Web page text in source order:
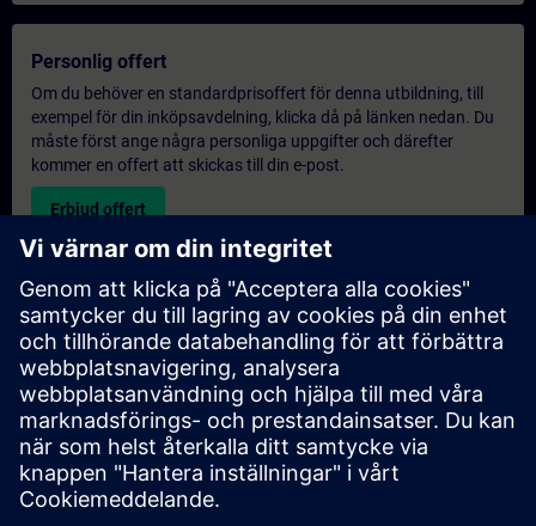
Personlig offert
Om du behöver en standardprisoffert för denna utbildning, till
exempel för din inköpsavdelning, klicka då på länken nedan. Du
måste först ange några personliga uppgifter och därefter
kommer en offert att skickas till din e-post.
Erbjud offert
Exklusiv utbildningsförfrågan
Vänligen fyll i förfrågningsformuläret nedan om du behöver en
offert för en exklusiv utbildningskurs antingen på plats, virtuellt
eller vid vårt SITRAIN utbildningscenter. Denna typ av förfrågan
passar för större grupper (6 och uppåt). Efter att du har angett
dina kontaktuppgifter och dina utbildningskrav, kommer du att
få en offert från oss.
Begär exklusiv offert